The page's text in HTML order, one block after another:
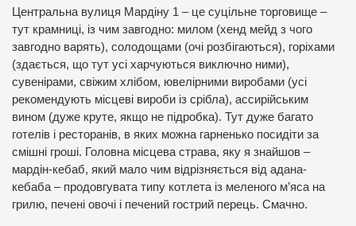
Центральна вулиця Мардіну 1 – це суцільне торговище –
тут крамниці, із чим завгодно: милом (хенд мейд з чого
завгодно варять), солодощами (очі розбігаються), горіхами
(здається, що тут усі харчуються виключно ними),
сувенірами, свіжим хлібом, ювелірними виробами (усі
рекомендують місцеві вироби із срібла), ассирійським
вином (дуже круте, якщо не підробка). Тут дуже багато
готелів і ресторанів, в яких можна гарненько посидіти за
смішні гроші. Головна місцева страва, яку я знайшов –
мардін-кебаб, який мало чим відрізняється від адана-
кебаба – продовгувата типу котлета із меленого м’яса на
грилю, печені овочі і печений гострий перець. Смачно.